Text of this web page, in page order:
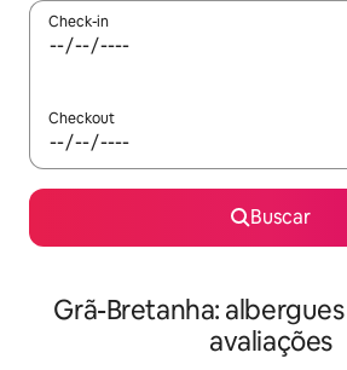
Check-in
Checkout
Buscar
Grã-Bretanha:
avaliações